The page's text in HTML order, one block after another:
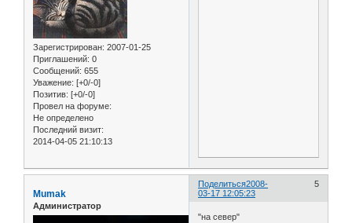
Зарегистрирован: 2007-01-25
Приглашений: 0
Сообщений: 655
Уважение: [+0/-0]
Позитив: [+0/-0]
Провел на форуме:
Не определено
Последний визит:
2014-04-05 21:10:13
Поделиться 5
2008-
03-17 12:05:23
Mumak
Администратор
"на север"